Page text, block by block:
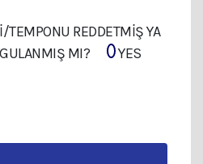
TEMPONU REDDETMİŞ YA
MI?
YES